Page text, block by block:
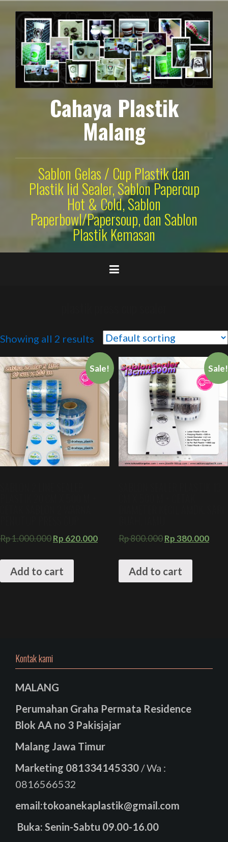
konten
Cahaya Plastik
Malang
Sablon Gelas / Cup Plastik dan
Plastik lid Sealer, Sablon Papercup
Hot & Cold, Sablon
Paperbowl/Papersoup, dan Sablon
Plastik Kemasan
Showing all 2 results
Sale!
Rp1.000.000Rp 620.000
Add to cart
Sale!
Rp800.000Rp380.000
Add to cart
Kontak kami
MALANG
Perumahan Graha Permata Residence
Blok AA no 3 Pakisjajar
Malang Jawa Timur
Marketing 081334145330 / Wa :
0816566532
email:tokoanekaplastik@gmail.com
Buka: Senin-Sabtu 09.00-16.00